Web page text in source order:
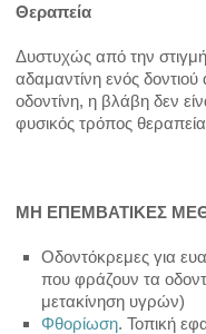
ΞΗΡΟΣΤΟΜΙΑ
ΕΠΙΧΕΙΛΙΟΣ
ΚΑΝΤΙΝΤΙΑΣΗ-
ΕΠΙΚΟΙΝΩΝΙΑ
Θεραπεία
Δυστυχώς από την
αδαμαντίνη ενός
οδοντίνη, η βλάβη δεν
φυσικός τρόπος
ΜΗ ΕΠΕΜΒΑΤΙΚΕΣ
Οδοντόκρεμες για
που φράζουν τα
μετακίνηση υγρών)
Φθορίωση. Τοπική